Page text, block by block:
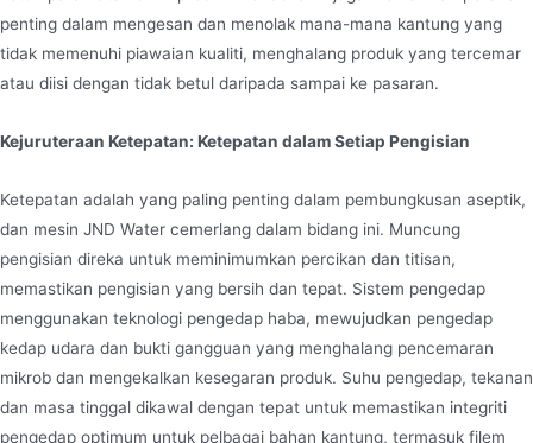
penting dalam mengesan dan menolak mana-mana kantung yang
tidak memenuhi piawaian kualiti, menghalang produk yang tercemar
atau diisi dengan tidak betul daripada sampai ke pasaran.
Kejuruteraan Ketepatan: Ketepatan dalam Setiap Pengisian
Ketepatan adalah yang paling penting dalam pembungkusan aseptik,
dan mesin JND Water cemerlang dalam bidang ini. Muncung
pengisian direka untuk meminimumkan percikan dan titisan,
memastikan pengisian yang bersih dan tepat. Sistem pengedap
menggunakan teknologi pengedap haba, mewujudkan pengedap
kedap udara dan bukti gangguan yang menghalang pencemaran
mikrob dan mengekalkan kesegaran produk. Suhu pengedap, tekanan
dan masa tinggal dikawal dengan tepat untuk memastikan integriti
pengedap optimum untuk pelbagai bahan kantung, termasuk filem